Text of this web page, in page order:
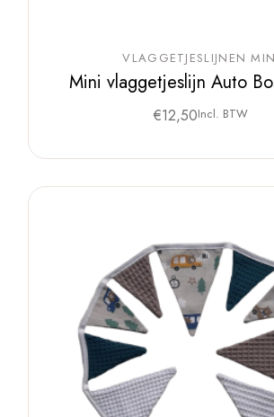
VLAGGETJESLIJNEN
Mini vlaggetjeslijn Auto
€12,50Incl. BTW